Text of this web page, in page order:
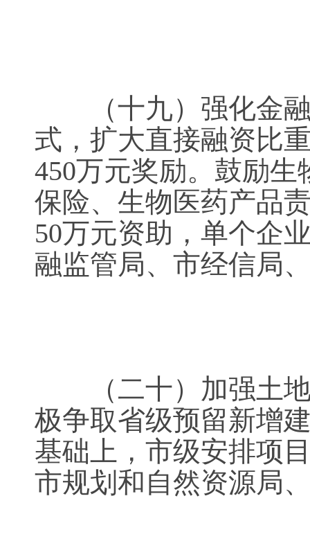
（十九）强化金融
式，扩大直接融资比
450万元奖励。鼓励
保险、生物医药产品
50万元资助，单个企
融监管局、市经信局
（二十）加强土地
极争取省级预留新增
基础上，市级安排项
市规划和自然资源